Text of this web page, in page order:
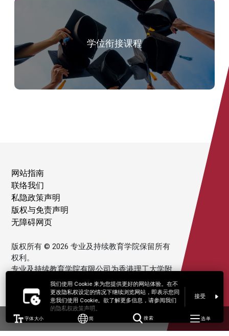
我们使用 Cookie 来为您提供更好的网站体验。在不
更改隐私权设定的情况下继续浏览网站，即表示您同
意我们使用 Cookie。欲了解更多信息，请参阅我们
的隐私权政策声明。
接受
字体大小 简 搜索 选单
学位衔接课程
网站指南
联络我们
私隐政策声明
版权与免责声明
无障碍网页
版权所有 © 2026 专业及持续教育学院保留所有
权利。
专业及持续教育学院有限公司为香港理工大学附